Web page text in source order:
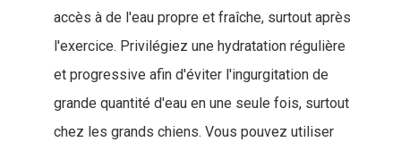
accès à de l'eau propre et fraîche, surtout après
l'exercice. Privilégiez une hydratation régulière
et progressive afin d'éviter l'ingurgitation de
grande quantité d'eau en une seule fois, surtout
chez les grands chiens. Vous pouvez utiliser